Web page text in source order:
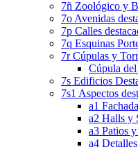
7ñ Zoológico y
7o Avenidas
7p Calles
7q Esquinas
7r Cúpulas y
Cúpula
7s Edificios
7s1 Aspectos
a1
a2 Halls y
a3 Patios
a4